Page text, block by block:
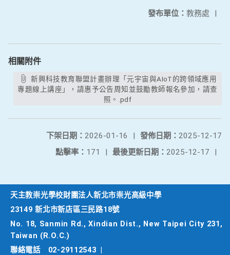
發布單位： 教務處 |
相關附件
新興科技教育聯盟計畫辦理「元宇宙與AIoT的跨領域應用
專題線上講座」，請惠予公告周知並鼓勵教師報名參加，請查
照。.pdf
發佈日期： 2025-12-17
下架日期： 2026-01-16
|
最後更新日期： 2025-12-17 |
點擊率： 171 |
天主教崇光學校財團法人新北市崇光高級中學
23149 新北市新店區三民路18號
No. 18, Sanmin Rd., Xindian Dist., New Taipei City 231,
Taiwan (R.O.C.)
聯絡電話
02-29112543